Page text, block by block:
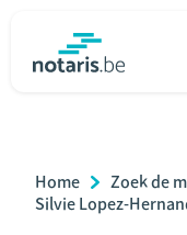
gaanRelatie &
Home
Zoek de
Silvie Lopez-